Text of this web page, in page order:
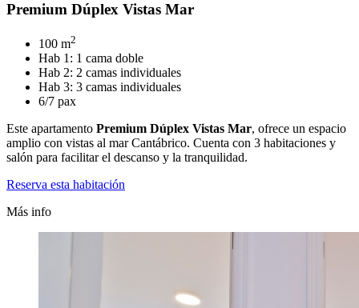
Premium Dúplex Vistas Mar
100 m2
Hab 1: 1 cama doble
Hab 2: 2 camas individuales
Hab 3: 3 camas individuales
6/7 pax
Este apartamento Premium Dúplex Vistas Mar, ofrece un espacio
amplio con vistas al mar Cantábrico. Cuenta con 3 habitaciones y
salón para facilitar el descanso y la tranquilidad.
Reserva esta habitación
Más info